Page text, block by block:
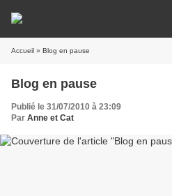
Accueil » Blog en pause
Blog en pause
Publié le 31/07/2010 à 23:09
Par Anne et Cat